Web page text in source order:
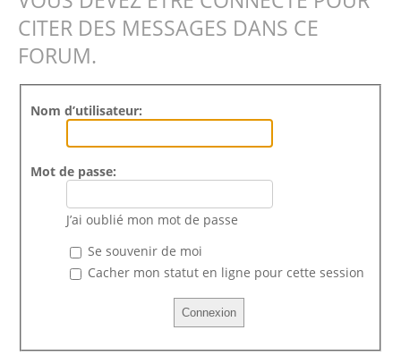
CITER DES MESSAGES DANS CE
FORUM.
Nom d’utilisateur:
Mot de passe:
J’ai oublié mon mot de passe
Se souvenir de moi
Cacher mon statut en ligne pour cette session